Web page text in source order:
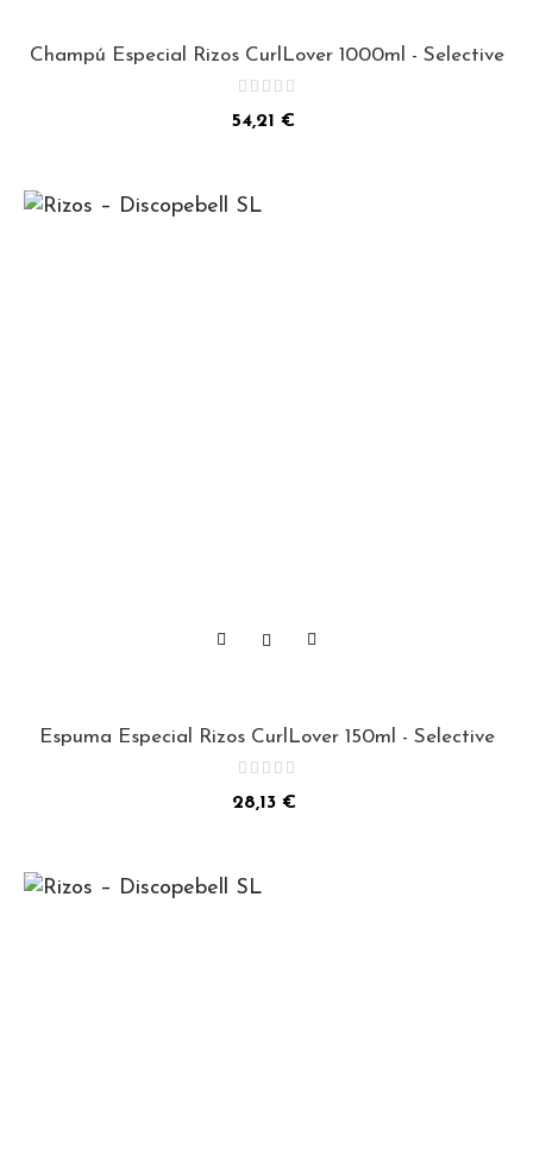
Champú Especial Rizos CurlLover 1000ml - Selective
Precio
54,21 €
Espuma Especial Rizos CurlLover 150ml - Selective
Precio
28,13 €